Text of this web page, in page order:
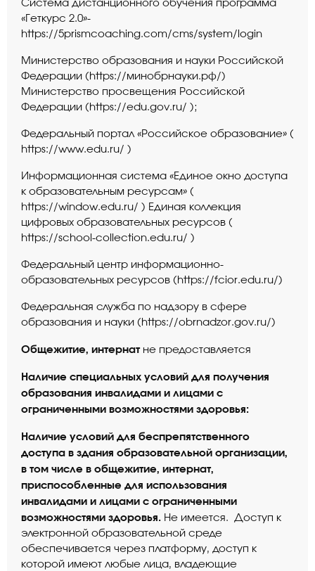
«Геткурс 2.0»-
https://5prismcoaching.com/cms/system/login
Министерство образования и науки Российской
Федерации (https://минобрнауки.рф/)
Министерство просвещения Российской
Федерации (https://edu.gov.ru/ );
Федеральный портал «Российское образование» (
https://www.edu.ru/ )
Информационная система «Единое окно доступа
к образовательным ресурсам» (
https://window.edu.ru/ ) Единая коллекция
цифровых образовательных ресурсов (
https://school-collection.edu.ru/ )
Федеральный центр информационно-
образовательных ресурсов (https://fcior.edu.ru/)
Федеральная служба по надзору в сфере
образования и науки (https://obrnadzor.gov.ru/)
Общежитие, интернат не предоставляется
Наличие специальных условий для получения
образования инвалидами и лицами с
ограниченными возможностями здоровья:
Наличие условий для беспрепятственного
доступа в здания образовательной организации,
в том числе в общежитие, интернат,
приспособленные для использования
инвалидами и лицами с ограниченными
возможностями здоровья. Не имеется. Доступ к
электронной образовательной среде
обеспечивается через платформу, доступ к
которой имеют любые лица, владеющие